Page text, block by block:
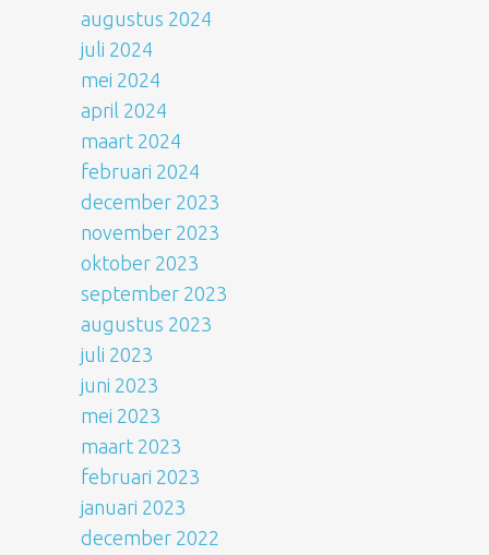
augustus 2024
juli 2024
mei 2024
april 2024
maart 2024
februari 2024
december 2023
november 2023
oktober 2023
september 2023
augustus 2023
juli 2023
juni 2023
mei 2023
maart 2023
februari 2023
januari 2023
december 2022